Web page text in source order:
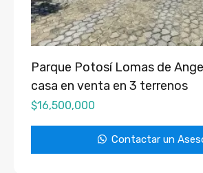
Parque Potosí Lomas de
casa en venta en 3 terrenos
$16,500,000
Contactar un